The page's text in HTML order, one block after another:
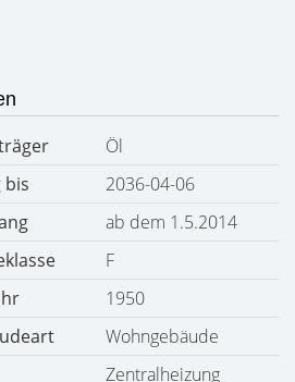
Öl
bis
2036-04-06
ab dem 1.5.2014
F
1950
Wohngebäude
Zentralheizung